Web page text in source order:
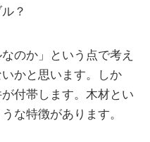
？
のか」という点で考え
かと思います。しか
付帯します。木材とい
な特徴があります。